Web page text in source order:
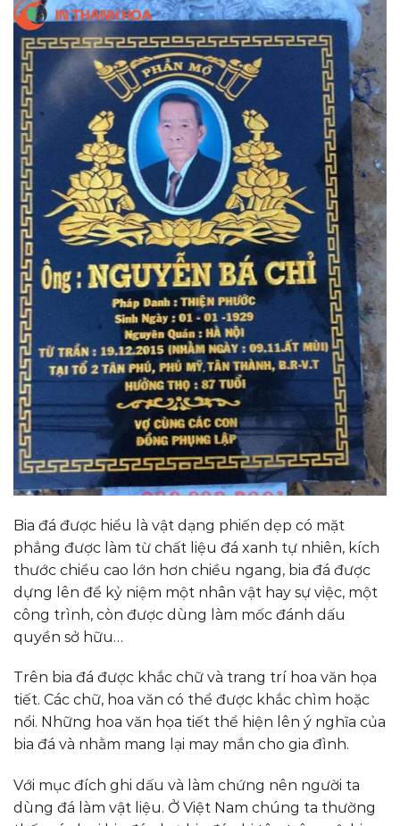
Bia đá được hiểu là vật dạng phiến dẹp có mặt
phẳng được làm từ chất liệu đá xanh tự nhiên, kích
thước chiều cao lớn hơn chiều ngang, bia đá được
dựng lên để kỷ niệm một nhân vật hay sự việc, một
công trình, còn được dùng làm mốc đánh dấu
quyền sở hữu…
Trên bia đá được khắc chữ và trang trí hoa văn họa
tiết. Các chữ, hoa văn có thể được khắc chìm hoặc
nổi. Những hoa văn họa tiết thể hiện lên ý nghĩa của
bia đá và nhằm mang lại may mắn cho gia đình.
Với mục đích ghi dấu và làm chứng nên người ta
dùng đá làm vật liệu. Ở Việt Nam chúng ta thường